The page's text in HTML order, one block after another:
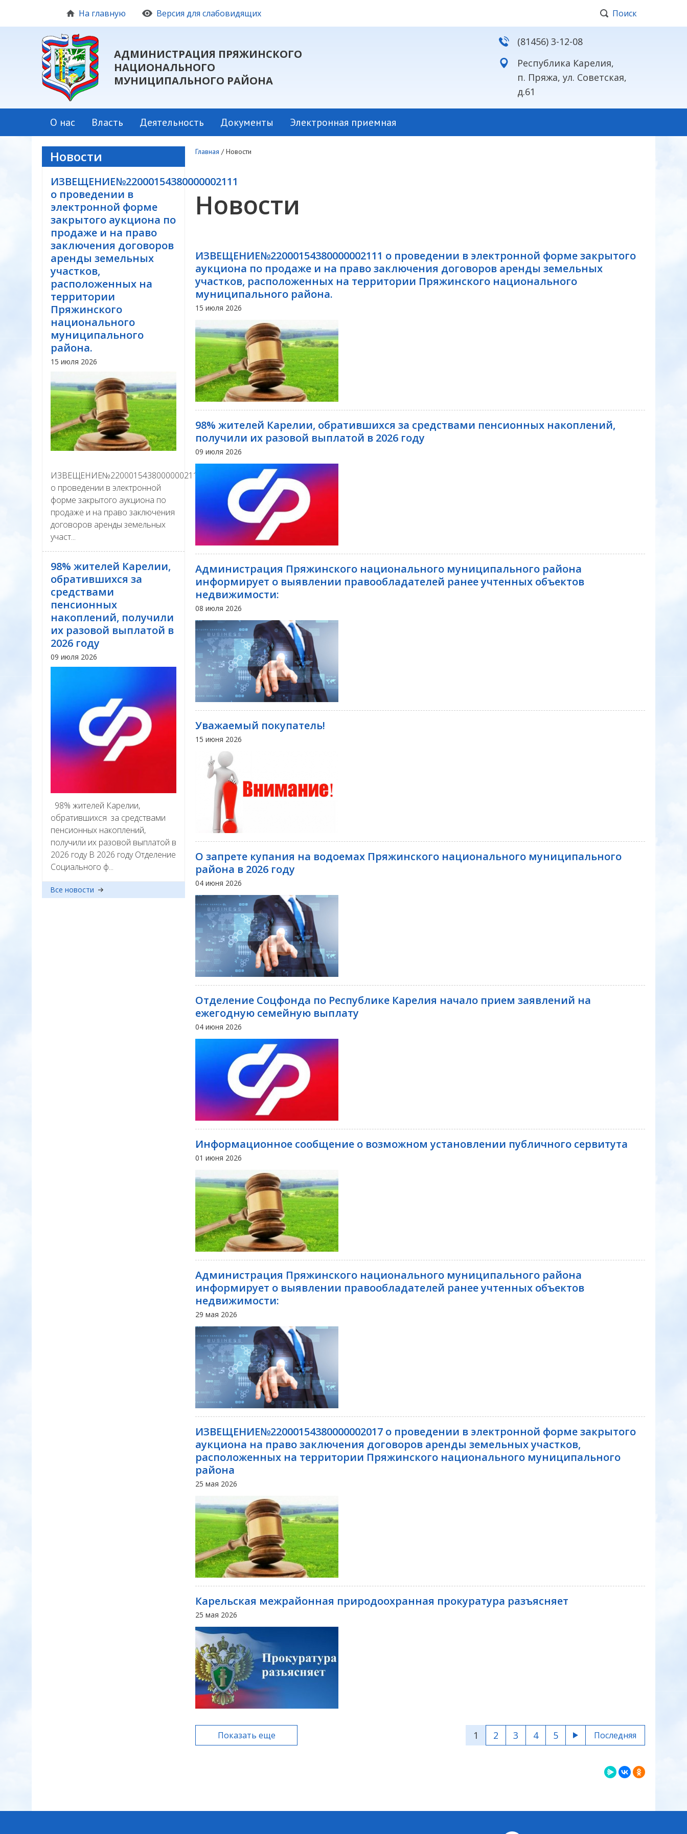
На главную Версия для слабовидящих Поиск
АДМИНИСТРАЦИЯ ПРЯЖИНСКОГО
НАЦИОНАЛЬНОГО
МУНИЦИПАЛЬНОГО РАЙОНА
(81456) 3-12-08
Республика Карелия,
п. Пряжа, ул. Советская,
д.61
О нас Власть Деятельность Документы Электронная приемная
Новости
ИЗВЕЩЕНИЕ№22000154380000002111
о проведении в
электронной форме
закрытого аукциона по
продаже и на право
заключения договоров
аренды земельных
участков,
расположенных на
территории
Пряжинского
национального
муниципального
района.
15 июля 2026
ИЗВЕЩЕНИЕ№22000154380000002111
о проведении в электронной
форме закрытого аукциона по
продаже и на право заключения
договоров аренды земельных
участ...
98% жителей Карелии,
обратившихся за
средствами
пенсионных
накоплений, получили
их разовой выплатой в
2026 году
09 июля 2026
98% жителей Карелии,
обратившихся за средствами
пенсионных накоплений,
получили их разовой выплатой в
2026 году В 2026 году Отделение
Социального ф...
Все новости
Главная /Новости
Новости
ИЗВЕЩЕНИЕ№22000154380000002111 о проведении в электронной форме закрытого
аукциона по продаже и на право заключения договоров аренды земельных
участков, расположенных на территории Пряжинского национального
муниципального района.
15 июля 2026
98% жителей Карелии, обратившихся за средствами пенсионных накоплений,
получили их разовой выплатой в 2026 году
09 июля 2026
Администрация Пряжинского национального муниципального района
информирует о выявлении правообладателей ранее учтенных объектов
недвижимости:
08 июля 2026
Уважаемый покупатель!
15 июня 2026
О запрете купания на водоемах Пряжинского национального муниципального
района в 2026 году
04 июня 2026
Отделение Соцфонда по Республике Карелия начало прием заявлений на
ежегодную семейную выплату
04 июня 2026
Информационное сообщение о возможном установлении публичного сервитута
01 июня 2026
Администрация Пряжинского национального муниципального района
информирует о выявлении правообладателей ранее учтенных объектов
недвижимости:
29 мая 2026
ИЗВЕЩЕНИЕ№22000154380000002017 о проведении в электронной форме закрытого
аукциона на право заключения договоров аренды земельных участков,
расположенных на территории Пряжинского национального муниципального
района
25 мая 2026
Карельская межрайонная природоохранная прокуратура разъясняет
25 мая 2026
Показать еще 1 2 3 4 5 Последняя